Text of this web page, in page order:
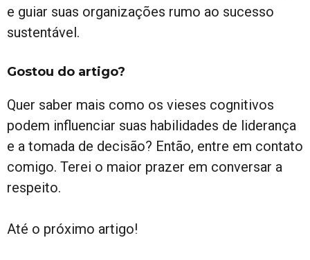
e guiar suas organizações rumo ao sucesso
sustentável.
Gostou do artigo?
Quer saber mais como os vieses cognitivos
podem influenciar suas habilidades de liderança
e a tomada de decisão? Então, entre em contato
comigo. Terei o maior prazer em conversar a
respeito.
Até o próximo artigo!